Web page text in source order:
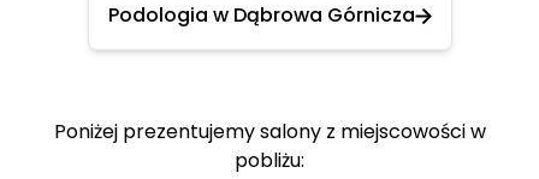
Podologia w Dąbrowa Górnicza
Poniżej prezentujemy salony z miejscowości w
pobliżu: